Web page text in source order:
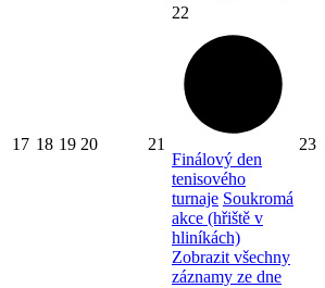
17 18 19 20 21
22
Finálový den
tenisového
turnaje Soukromá
akce (hřiště v
hliníkách)
Zobrazit všechny
záznamy ze dne
23